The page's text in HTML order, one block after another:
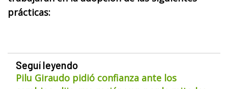
prácticas:
Seguí leyendo
Pilu Giraudo pidió confianza ante los